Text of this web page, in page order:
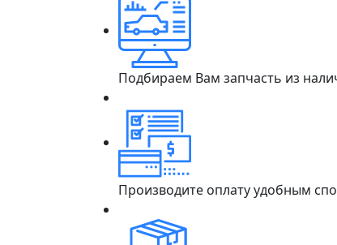
Подбираем Вам запчасть из
Производите оплату удобным